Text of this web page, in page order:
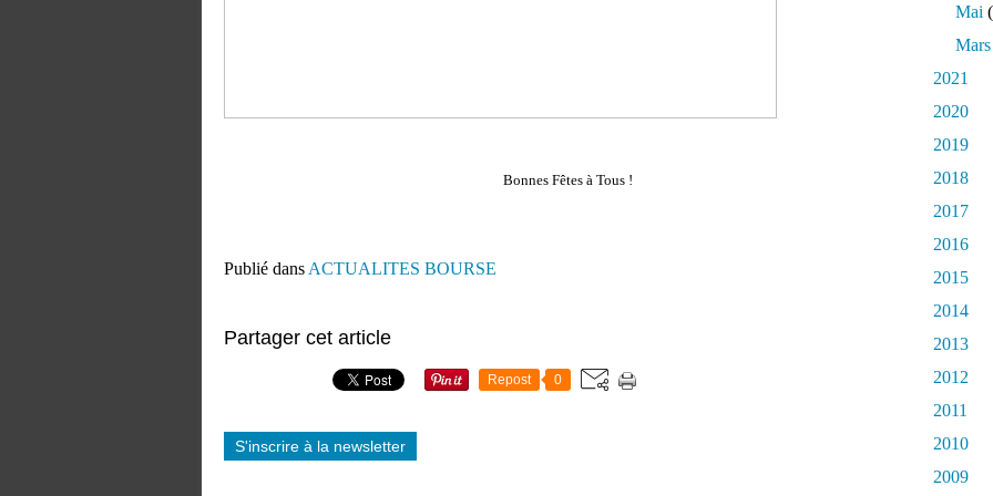
Bonnes Fêtes à Tous !
Publié dans ACTUALITES BOURSE
Partager cet article
Repost 0
S'inscrire à la newsletter
Mai
Mars
2021
2020
2019
2018
2017
2016
2015
2014
2013
2012
2011
2010
2009